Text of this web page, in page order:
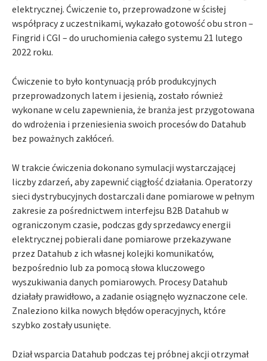
elektrycznej. Ćwiczenie to, przeprowadzone w ścisłej
współpracy z uczestnikami, wykazało gotowość obu stron –
Fingrid i CGI – do uruchomienia całego systemu 21 lutego
2022 roku.
Ćwiczenie to było kontynuacją prób produkcyjnych
przeprowadzonych latem i jesienią, zostało również
wykonane w celu zapewnienia, że branża jest przygotowana
do wdrożenia i przeniesienia swoich procesów do Datahub
bez poważnych zakłóceń.
W trakcie ćwiczenia dokonano symulacji wystarczającej
liczby zdarzeń, aby zapewnić ciągłość działania. Operatorzy
sieci dystrybucyjnych dostarczali dane pomiarowe w pełnym
zakresie za pośrednictwem interfejsu B2B Datahub w
ograniczonym czasie, podczas gdy sprzedawcy energii
elektrycznej pobierali dane pomiarowe przekazywane
przez Datahub z ich własnej kolejki komunikatów,
bezpośrednio lub za pomocą słowa kluczowego
wyszukiwania danych pomiarowych. Procesy Datahub
działały prawidłowo, a zadanie osiągnęło wyznaczone cele.
Znaleziono kilka nowych błędów operacyjnych, które
szybko zostały usunięte.
Dział wsparcia Datahub podczas tej próbnej akcji otrzymał